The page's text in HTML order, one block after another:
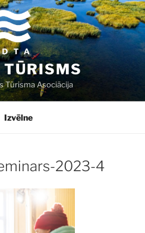
Tūrisma Asociācija
Izvēlne
2023-4